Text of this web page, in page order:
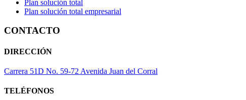
Plan solución total
Plan solución total empresarial
CONTACTO
DIRECCIÓN
Carrera 51D No. 59-72 Avenida Juan del Corral
TELÉFONOS